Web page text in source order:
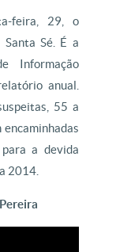
feira, 29, o
Sé. É a
Informação
anual.
55 a
a devida
2014.